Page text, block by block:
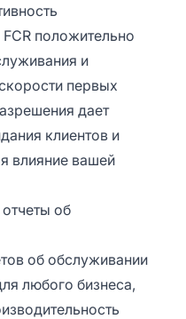
положительно
и
первых
дает
клиентов и
влияние вашей
об
об обслуживании
любого бизнеса,